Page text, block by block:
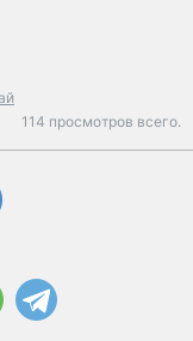
114 просмотров всего.